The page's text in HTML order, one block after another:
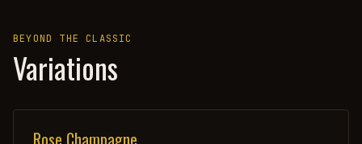
BEYOND THE CLASSIC
Variations
Rose Champagne